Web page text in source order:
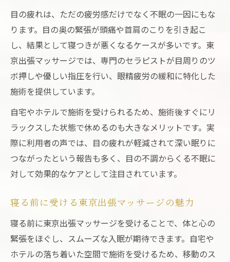
目の疲れは、ただの疲労感だけでなく不眠の一因にもな
ります。目の奥の緊張が頭痛や首肩のこりを引き起こ
し、結果として寝つきが悪くなるケースが多いです。東
京出張マッサージでは、専門のセラピストが目周りのツ
ボ押しや優しい指圧を行い、眼精疲労の緩和に特化した
施術を提供しています。
自宅やホテルで施術を受けられるため、施術後すぐにリ
ラックスした状態で休めるのも大きなメリットです。実
際に利用者の声では、目の疲れが軽減されて深い眠りに
つながったという報告も多く、目の不調からくる不眠に
対して効果的なケアとして注目されています。
寝る前に受ける東京出張マッサージの魅力
寝る前に東京出張マッサージを受けることで、体と心の
緊張をほぐし、スムーズな入眠が期待できます。自宅や
ホテルの落ち着いた空間で施術を受けるため、移動のス